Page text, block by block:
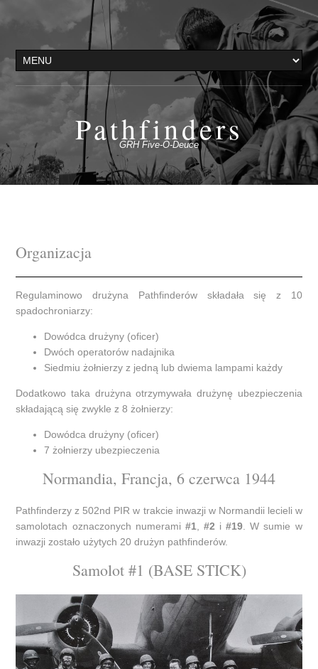
Pathfinders
GRH Five-O-Deuce
Organizacja
Regulaminowo drużyna Pathfinderów składała się z 10
spadochroniarzy:
Dowódca drużyny (oficer)
Dwóch operatorów nadajnika
Siedmiu żołnierzy z jedną lub dwiema lampami każdy
Dodatkowo taka drużyna otrzymywała drużynę ubezpieczenia
składającą się zwykle z 8 żołnierzy:
Dowódca drużyny (oficer)
7 żołnierzy ubezpieczenia
Normandia, Francja, 6 czerwca 1944
Pathfinderzy z 502nd PIR w trakcie inwazji w Normandii lecieli w
samolotach oznaczonych numerami #1 #2 i#19 . W sumie w
inwazji zostało użytych 20 drużyn pathfinderów.
Samolot #1 (BASE STICK)